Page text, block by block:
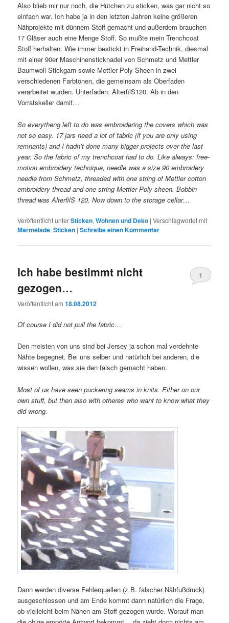
Also blieb mir nur noch, die Hütchen zu sticken, was gar nicht so
einfach war. Ich habe ja in den letzten Jahren keine größeren
Nähprojekte mit dünnem Stoff gemacht und außerdem brauchen
17 Gläser auch eine Menge Stoff. So mußte mein Trenchcoat
Stoff herhalten. Wie immer bestickt in Freihand-Technik, diesmal
mit einer 90er Maschinensticknadel von Schmetz und Mettler
Baumwoll Stickgarn sowie Mettler Poly Sheen in zwei
verschiedenen Farbtönen, die gemeinsam als Oberfaden
verarbeitet wurden. Unterfaden: AlterfilS120. Ab in den
Vorratskeller damit…
So everytheng left to do was embroidering the covers which was
not so easy. 17 jars need a lot of fabric (if you are only using
remnants) and I hadn’t done many bigger projects over the last
year. So the fabric of my trenchcoat had to do. Like always: free-
motion embroidery technique, needle was a size 90 embroidery
needle from Schmetz, threaded with one string of Mettler cotton
embroidery thread and one string Mettler Poly sheen. Bobbin
thread was AlterfilS 120. Now down to the storage cellar…
Veröffentlicht unterSticken,Wohnen und Deko |Verschlagwortet mit
Marmelade,Sticken |Schreibe einen Kommentar
Ich habe bestimmt nicht
gezogen…
Veröffentlicht am18.08.2012
1
Of course I did not pull the fabric…
Den meisten von uns sind bei Jersey ja schon mal verdehnte
Nähte begegnet. Bei uns selber und natürlich bei anderen, die
wissen wollen, was sie den falsch gemacht haben.
Most of us have seen puckering seams in knits. Either on our
own stuff, but then also with otheres who want to know what they
did wrong.
Dann werden diverse Fehlerquellen (z.B. falscher Nähfußdruck)
ausgeschlossen und am Ende kommt dann natürlich die Frage,
ob vielleicht beim Nähen am Stoff gezogen wurde. Worauf man